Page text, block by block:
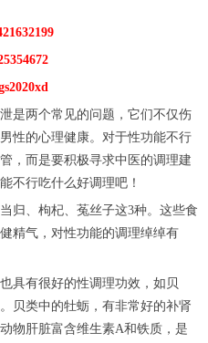
是两个常见的问题，它们不仅伤
性的心理健康。对于性功能不行
，而是要积极寻求中医的调理建
不行吃什么好调理吧！
归、枸杞、菟丝子这3种。这些食
精气，对性功能的调理绰绰有
具有很好的性调理功效，如贝
贝类中的牡蛎，有非常好的补肾
物肝脏富含维生素A和铁质，是